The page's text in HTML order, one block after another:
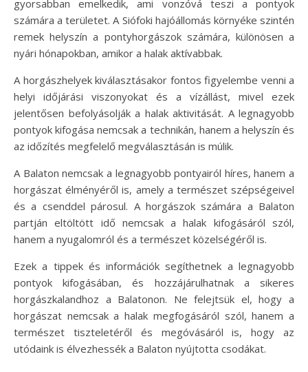
gyorsabban emelkedik, ami vonzóvá teszi a pontyok
számára a területet. A Siófoki hajóállomás környéke szintén
remek helyszín a pontyhorgászok számára, különösen a
nyári hónapokban, amikor a halak aktívabbak.
A horgászhelyek kiválasztásakor fontos figyelembe venni a
helyi időjárási viszonyokat és a vízállást, mivel ezek
jelentősen befolyásolják a halak aktivitását. A legnagyobb
pontyok kifogása nemcsak a technikán, hanem a helyszín és
az időzítés megfelelő megválasztásán is múlik.
A Balaton nemcsak a legnagyobb pontyairól híres, hanem a
horgászat élményéről is, amely a természet szépségeivel
és a csenddel párosul. A horgászok számára a Balaton
partján eltöltött idő nemcsak a halak kifogásáról szól,
hanem a nyugalomról és a természet közelségéről is.
Ezek a tippek és információk segíthetnek a legnagyobb
pontyok kifogásában, és hozzájárulhatnak a sikeres
horgászkalandhoz a Balatonon. Ne felejtsük el, hogy a
horgászat nemcsak a halak megfogásáról szól, hanem a
természet tiszteletéről és megóvásáról is, hogy az
utódaink is élvezhessék a Balaton nyújtotta csodákat.